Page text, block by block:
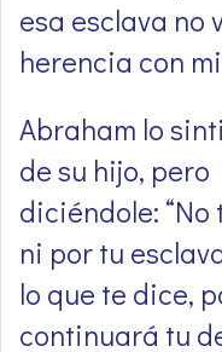
esa esclava no
herencia con
Abraham lo
de su hijo, pero
diciéndole:
ni por tu
lo que te dice,
continuará tu